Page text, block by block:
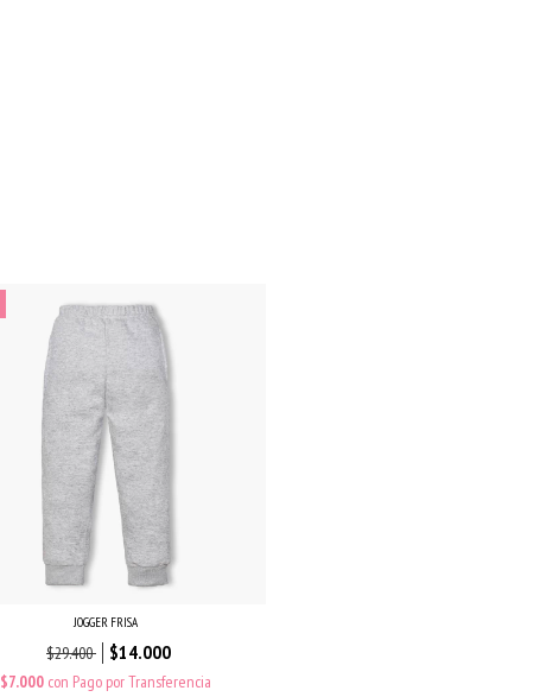
JOGGER FRISA
$29.400 $14.000
$7.000 con Pago por Transferencia